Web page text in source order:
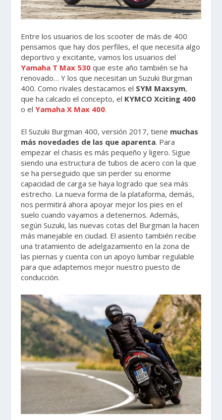
Entre los usuarios de los scooter de más de 400
pensamos que hay dos perfiles, el que necesita algo
deportivo y excitante, vamos los usuarios del
Yamaha T Max 530 que este año también se ha
renovado… Y los que necesitan un Suzuki Burgman
400. Como rivales destacamos el SYM Maxsym,
que ha calcado el concepto, el KYMCO Xciting 400
o elYamaha X Max 400.
El Suzuki Burgman 400, versión 2017, tiene muchas
más novedades de las que aparenta. Para
empezar el chasis es más pequeño y ligero. Sigue
siendo una estructura de tubos de acero con la que
se ha perseguido que sin perder su enorme
capacidad de carga se haya logrado que sea más
estrecho. La nueva forma de la plataforma, demás,
nos permitirá ahora apoyar mejor los pies en el
suelo cuando vayamos a detenernos. Además,
según Suzuki, las nuevas cotas del Burgman la hacen
más manejable en ciudad. El asiento también recibe
una tratamiento de adelgazamiento en la zona de
las piernas y cuenta con un apoyo lumbar regulable
para que adaptemos mejor nuestro puesto de
conducción.